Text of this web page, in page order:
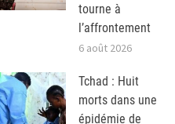
tourne à
l’affrontement
6 août 2026
Tchad : Huit
morts dans une
épidémie de